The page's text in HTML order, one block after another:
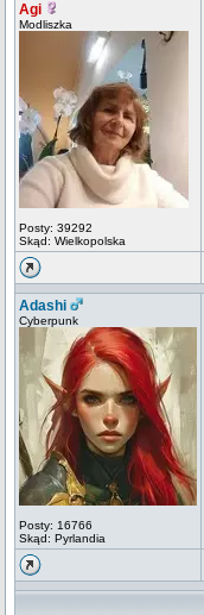
Agi
Modliszka
Posty: 39292
Skąd: Wielkopolska
Adashi
Cyberpunk
Posty: 16766
Skąd: Pyrlandia